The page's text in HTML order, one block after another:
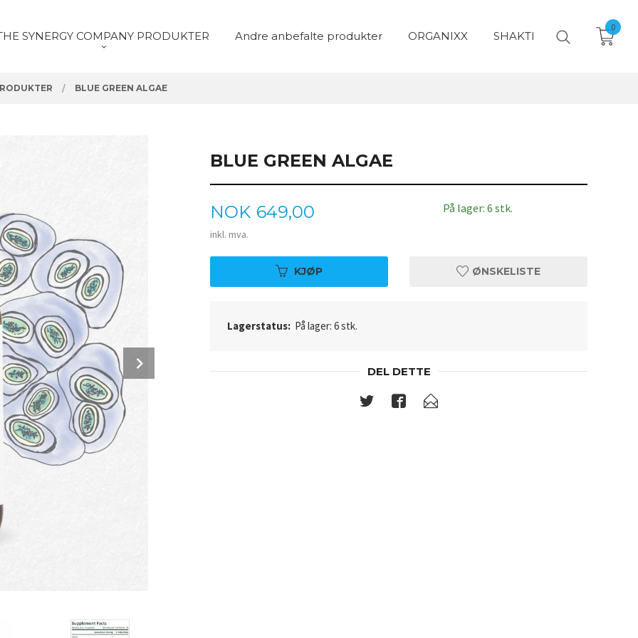
SYNERGY COMPANY PRODUKTER Andre anbefalte produkter ORGANIXX SHAKTI
0
BLUE GREEN ALGAE
BLUE GREEN ALGAE
Pris
NOK 649,00
inkl. mva.
På lager: 6 stk.
KJØP ØNSKELISTE
Lagerstatus: På lager: 6 stk.
DEL DETTE